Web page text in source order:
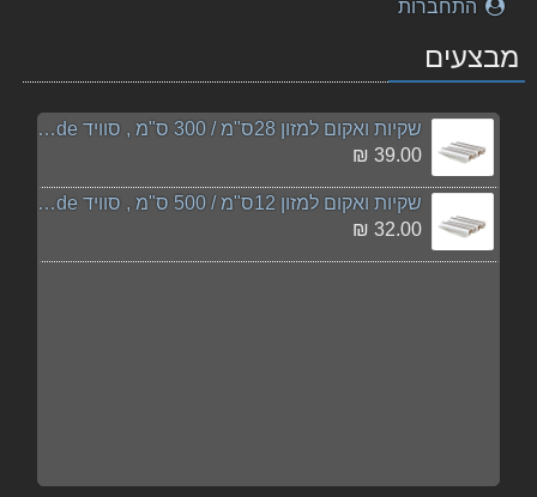
התחברות
מבצעים
שקיות ואקום למזון 28ס"מ / 300 ס"מ , סוויד sousvide
39.00 ₪
שקיות ואקום למזון 12ס"מ / 500 ס"מ , סוויד sousvide
32.00 ₪